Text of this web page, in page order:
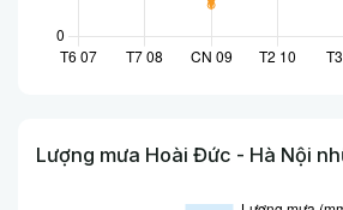
Lượng mưa Hoài Đức - Hà Nội